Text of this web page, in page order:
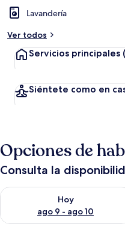
Lavandería
Ver todos
Servicios principales
Siéntete como en
Opciones de
Consulta la
Hoy
ago 9 - ago 10
Consulta la disponibilidad